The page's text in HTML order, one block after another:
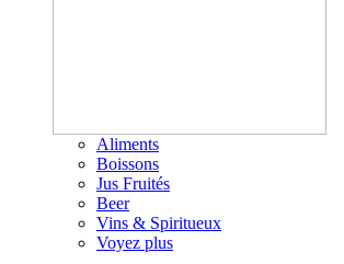
Aliments
Boissons
Jus Fruités
Beer
Vins & Spiritueux
Voyez plus